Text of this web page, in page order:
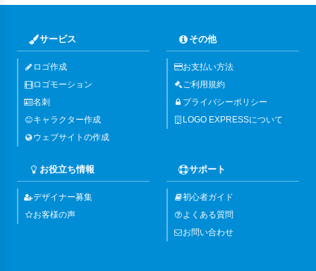
サービス
ロゴ作成
ロゴモーション
名刺
キャラクター作成
ウェブサイトの作成
その他
お支払い方法
ご利用規約
プライバシーポリシー
LOGO EXPRESSについて
お役立ち情報
デザイナー募集
お客様の声
サポート
初心者ガイド
よくある質問
お問い合わせ